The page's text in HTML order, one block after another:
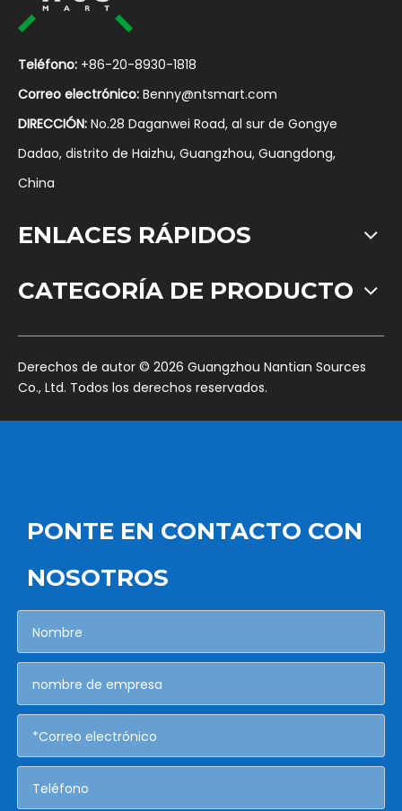
Teléfono: +86-20-8930-1818
Correo electrónico: Benny@ntsmart.com
DIRECCIÓN: No.28 Daganwei Road, al sur de Gongye
Dadao, distrito de Haizhu, Guangzhou, Guangdong,
China
ENLACES RÁPIDOS
CATEGORÍA DE PRODUCTO
​Derechos de autor © 2026 Guangzhou Nantian Sources
Co., Ltd. Todos los derechos reservados.
PONTE EN CONTACTO CON
NOSOTROS